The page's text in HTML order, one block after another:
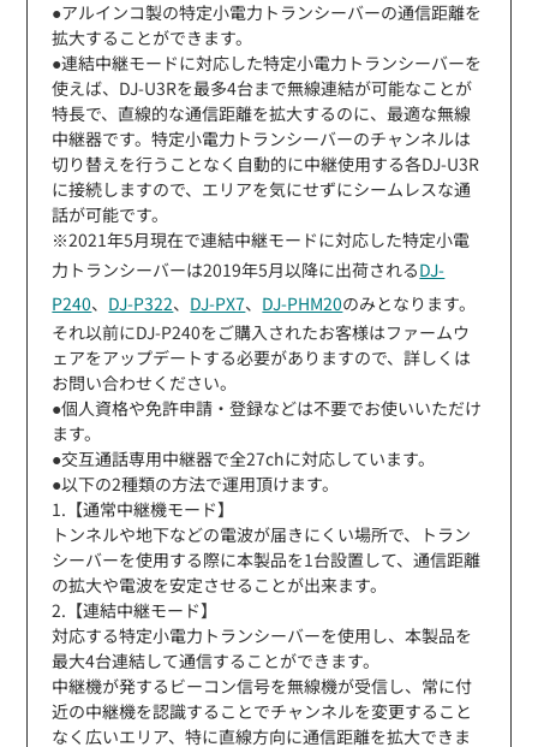
●アルインコ製の特定小電力トランシーバーの通信距離を
拡大することができます。
●連結中継モードに対応した特定小電力トランシーバーを
使えば、DJ-U3Rを最多4台まで無線連結が可能なことが
特長で、直線的な通信距離を拡大するのに、最適な無線
中継器です。特定小電力トランシーバーのチャンネルは
切り替えを行うことなく自動的に中継使用する各DJ-U3R
に接続しますので、エリアを気にせずにシームレスな通
話が可能です。
※2021年5月現在で連結中継モードに対応した特定小電
力トランシーバーは2019年5月以降に出荷されるDJ-
P240、 DJ-P322、 DJ-PX7、 DJ-PHM20のみとなります。
それ以前にDJ-P240をご購入されたお客様はファームウ
ェアをアップデートする必要がありますので、詳しくは
お問い合わせください。
●個人資格や免許申請・登録などは不要でお使いいただけ
ます。
●交互通話専用中継器で全27chに対応しています。
●以下の2種類の方法で運用頂けます。
1.【通常中継機モード】
トンネルや地下などの電波が届きにくい場所で、トラン
シーバーを使用する際に本製品を1台設置して、通信距離
の拡大や電波を安定させることが出来ます。
2.【連結中継モード】
対応する特定小電力トランシーバーを使用し、本製品を
最大4台連結して通信することができます。
中継機が発するビーコン信号を無線機が受信し、常に付
近の中継機を認識することでチャンネルを変更すること
なく広いエリア、特に直線方向に通信距離を拡大できま